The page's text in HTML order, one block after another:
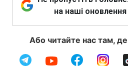
на наші
Або читайте нас там,